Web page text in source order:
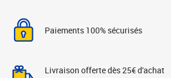
Paiements 100% sécurisés
Livraison offerte dès 25€ d'achat